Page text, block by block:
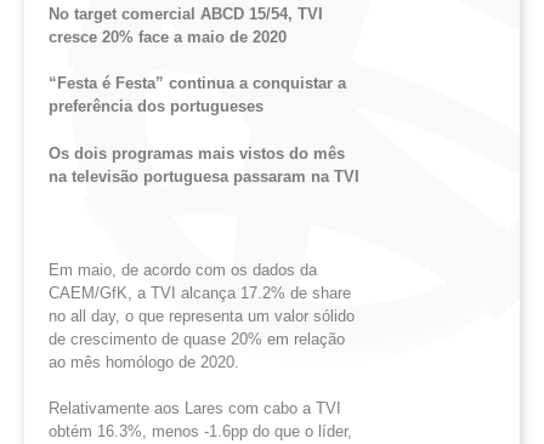
No target comercial ABCD 15/54, TVI
cresce 20% face a maio de 2020
“Festa é Festa” continua a conquistar a
preferência dos portugueses
Os dois programas mais vistos do mês
na televisão portuguesa passaram na TVI
Em maio, de acordo com os dados da
CAEM/GfK, a TVI alcança 17.2% de share
no all day, o que representa um valor sólido
de crescimento de quase 20% em relação
ao mês homólogo de 2020.
Relativamente aos Lares com cabo a TVI
obtém 16.3%, menos -1.6pp do que o líder,